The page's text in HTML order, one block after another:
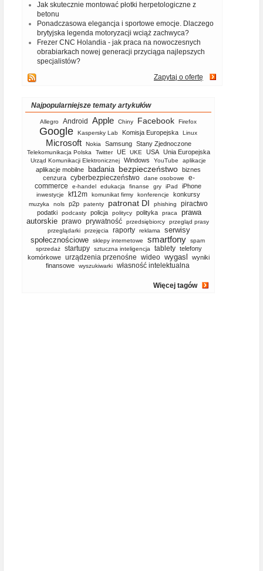
Jak skutecznie montować płotki herpetologiczne z
betonu
Ponadczasowa elegancja i sportowe emocje. Dlaczego
brytyjska legenda motoryzacji wciąż zachwyca?
Frezer CNC Holandia - jak praca na nowoczesnych
obrabiarkach nowej generacji przyciąga najlepszych
specjalistów?
Zapytaj o ofertę
Najpopularniejsze tematy artykułów
Allegro Android Apple Chiny Facebook Firefox
Google Kaspersky Lab Komisja Europejska Linux
Microsoft Nokia Samsung Stany Zjednoczone
Telekomunikacja Polska Twitter UE UKE USA Unia Europejska
Urząd Komunikacji Elektronicznej Windows YouTube aplikacje
aplikacje mobilne badania bezpieczeństwo biznes
cenzura cyberbezpieczeństwo dane osobowe
e-
commerce
e-handel edukacja finanse gry iPad iPhone
inwestycje kf12m komunikat firmy konferencje konkursy
muzyka nols p2p patenty patronat DI phishing piractwo
podatki podcasty policja politycy polityka praca
prawa
autorskie prawo prywatność przedsiębiorcy
przegląd prasy
przeglądarki
przejęcia raporty reklama
serwisy
społecznościowe
sklepy internetowe smartfony
spam
sprzedaż
startupy sztuczna inteligencja tablety telefony
komórkowe
urządzenia przenośne wideo wygasl
wyniki
finansowe
wyszukiwarki własność intelektualna
Więcej tagów